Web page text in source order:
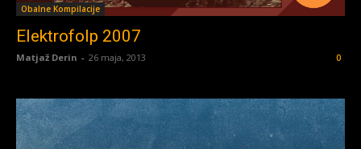
Obalne Kompilacije
Elektrofolp 2007
Matjaž Derin - 26 maja, 2013 0